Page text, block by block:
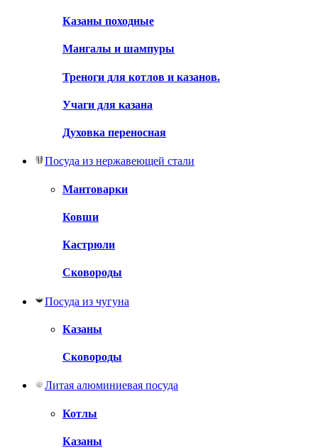
Казаны походные
Мангалы и шампуры
Треноги для котлов и казанов.
Учаги для казана
Духовка переносная
Посуда из нержавеющей стали
Мантоварки
Ковши
Кастрюли
Сковороды
Посуда из чугуна
Казаны
Сковороды
Литая алюминиевая посуда
Котлы
Казаны